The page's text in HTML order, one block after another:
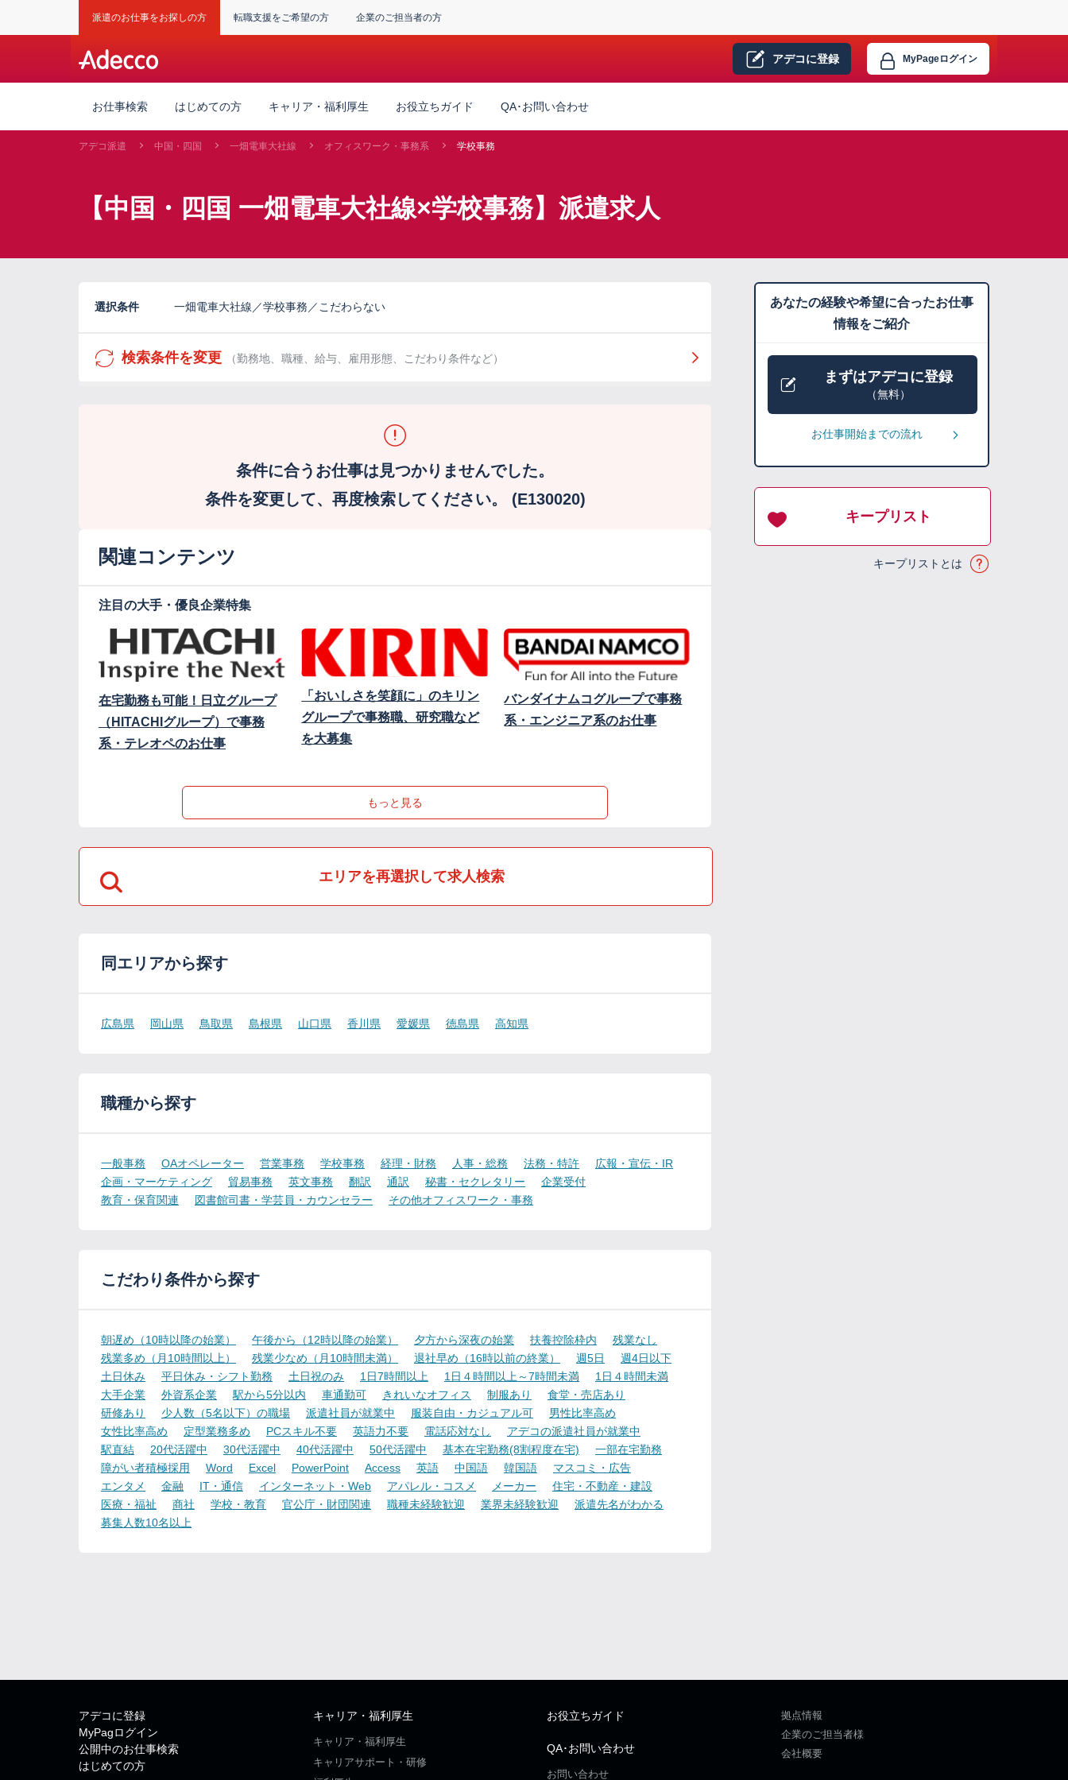
派遣のお仕事をお探しの方 転職支援をご希望の方 企業のご担当者の方
アデコに登録 MyPageログイン
お仕事検索 はじめての方 キャリア・福利厚生 お役立ちガイド QA･お問い合わせ
アデコ派遣 中国・四国 一畑電車大社線 オフィスワーク・事務系 学校事務
【中国・四国 一畑電車大社線×学校事務】派遣求人
選択条件 一畑電車大社線／学校事務／こだわらない
検索条件を変更 （勤務地、職種、給与、雇用形態、こだわり条件など）
条件に合うお仕事は見つかりませんでした。
条件を変更して、再度検索してください。 (E130020)
関連コンテンツ
注目の大手・優良企業特集
在宅勤務も可能！日立グループ
（HITACHIグループ）で事務
系・テレオペのお仕事
「おいしさを笑顔に」のキリン
グループで事務職、研究職など
を大募集
バンダイナムコグループで事務
系・エンジニア系のお仕事
もっと見る
エリアを再選択して求人検索
同エリアから探す
広島県 岡山県 鳥取県 島根県 山口県 香川県 愛媛県 徳島県 高知県
職種から探す
一般事務 OAオペレーター 営業事務 学校事務 経理・財務 人事・総務 法務・特許
広報・宣伝・IR
企画・マーケティング
貿易事務 英文事務 翻訳 通訳 秘書・セクレタリー
企業受付
教育・保育関連
図書館司書・学芸員・カウンセラー その他オフィスワーク・事務
こだわり条件から探す
朝遅め（10時以降の始業） 午後から（12時以降の始業） 夕方から深夜の始業 扶養控除枠内
残業なし
残業多め（月10時間以上）
残業少なめ（月10時間未満） 退社早め（16時以前の終業） 週5日
週4日以下
土日休み
平日休み・シフト勤務 土日祝のみ 1日7時間以上 1日４時間以上～7時間未満
1日４時間未満
大手企業
外資系企業 駅から5分以内 車通勤可 きれいなオフィス 制服あり
食堂・売店あり
研修あり
少人数（5名以下）の職場 派遣社員が就業中 服装自由・カジュアル可
男性比率高め
女性比率高め
定型業務多め PCスキル不要 英語力不要 電話応対なし
アデコの派遣社員が就業中
駅直結
20代活躍中 30代活躍中 40代活躍中 50代活躍中 基本在宅勤務(8割程度在宅)
一部在宅勤務
障がい者積極採用
Word Excel PowerPoint Access 英語 中国語 韓国語
マスコミ・広告
エンタメ
金融 IT・通信 インターネット・Web アパレル・コスメ メーカー
住宅・不動産・建設
医療・福祉
商社 学校・教育 官公庁・財団関連 職種未経験歓迎 業界未経験歓迎
派遣先名がわかる
募集人数10名以上
あなたの経験や希望に合ったお仕事
情報をご紹介
まずはアデコに登録
（無料）
お仕事開始までの流れ
キープリスト
キープリストとは
アデコに登録
MyPagログイン
公開中のお仕事検索
はじめての方
キャリア・福利厚生
キャリア・福利厚生
キャリアサポート・研修
お役立ちガイド
QA･お問い合わせ
お問い合わせ
拠点情報
企業のご担当者様
会社概要